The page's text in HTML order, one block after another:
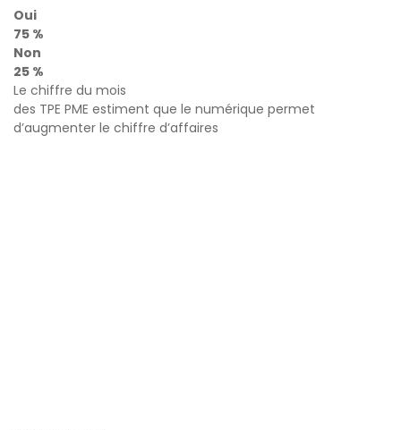
Oui
75 %
Non
25 %
Le chiffre du mois
des TPE PME estiment que le numérique permet
d’augmenter le chiffre d’affaires